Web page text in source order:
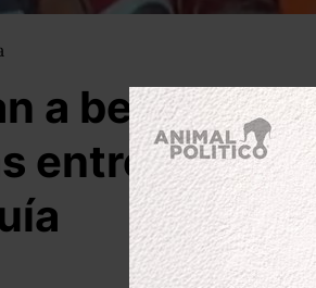
a bebé de
entre los